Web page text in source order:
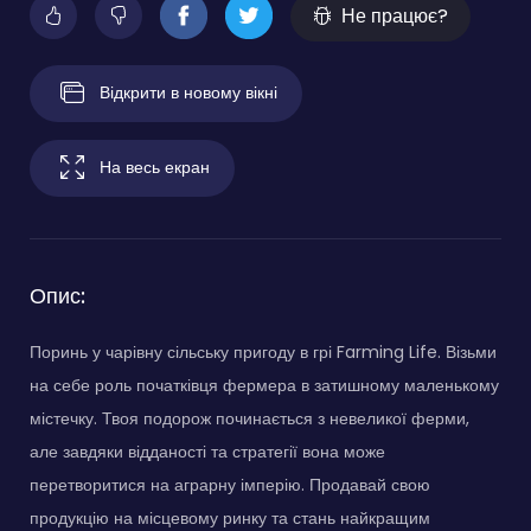
Не працює?
Відкрити в новому вікні
На весь екран
Опис:
Поринь у чарівну сільську пригоду в грі Farming Life. Візьми
на себе роль початківця фермера в затишному маленькому
містечку. Твоя подорож починається з невеликої ферми,
але завдяки відданості та стратегії вона може
перетворитися на аграрну імперію. Продавай свою
продукцію на місцевому ринку та стань найкращим